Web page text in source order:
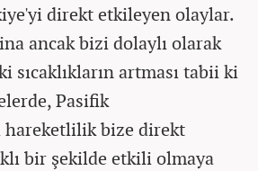
direkt etkileyen olaylar.
ancak bizi dolaylı olarak
sıcaklıkların artması tabii ki
Pasifik
hareketlilik bize direkt
bir şekilde etkili olmaya